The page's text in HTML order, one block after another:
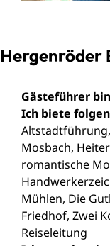
Hergenröder
Gästeführer
Ich biete
Mosbach,
romantische
Mühlen, Die
Friedhof, Zwei
Reiseleitung